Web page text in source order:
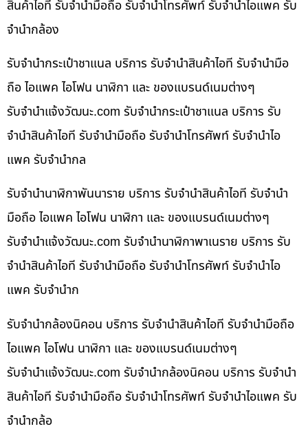
สินค้าไอที รับจำนำมือถือ รับจำนำโทรศัพท์ รับจำนำไอแพค รับ
จำนำกล้อง
รับจำนำกระเป๋าชาแนล บริการ รับจำนำสินค้าไอที รับจำนำมือ
ถือ ไอแพค ไอโฟน นาฬิกา และ ของแบรนด์เนมต่างๆ
รับจํานําแจ้งวัฒนะ.com รับจำนำกระเป๋าชาแนล บริการ รับ
จำนำสินค้าไอที รับจำนำมือถือ รับจำนำโทรศัพท์ รับจำนำไอ
แพค รับจำนำกล
รับจำนำนาฬิกาพันนาราย บริการ รับจำนำสินค้าไอที รับจำนำ
มือถือ ไอแพค ไอโฟน นาฬิกา และ ของแบรนด์เนมต่างๆ
รับจํานําแจ้งวัฒนะ.com รับจำนำนาฬิกาพาเนราย บริการ รับ
จำนำสินค้าไอที รับจำนำมือถือ รับจำนำโทรศัพท์ รับจำนำไอ
แพค รับจำนำก
รับจำนำกล้องนิคอน บริการ รับจำนำสินค้าไอที รับจำนำมือถือ
ไอแพค ไอโฟน นาฬิกา และ ของแบรนด์เนมต่างๆ
รับจํานําแจ้งวัฒนะ.com รับจำนำกล้องนิคอน บริการ รับจำนำ
สินค้าไอที รับจำนำมือถือ รับจำนำโทรศัพท์ รับจำนำไอแพค รับ
จำนำกล้อ